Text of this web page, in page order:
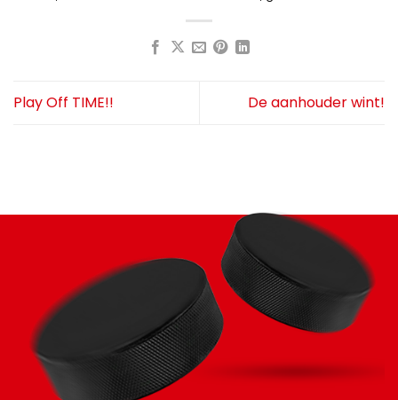
Play Off TIME!! De aanhouder wint!